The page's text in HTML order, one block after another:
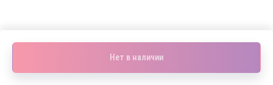
Нет в наличии